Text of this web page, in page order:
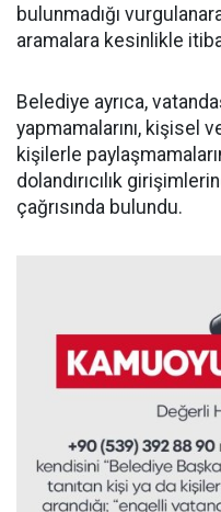
bulunmadığı
aramalara kesinlikle
Belediye ayrıca,
yapmamalarını, kişisel
kişilerle
dolandırıcılık
çağrısında bulundu.